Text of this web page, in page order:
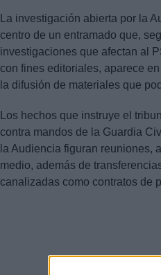
La investigación abierta por la
centro de un entramado que,
investigaciones que afectan al
con fines editoriales, aparece
la difusión de materiales que
Los hechos que instruye el
contra mandos de la Guardia
la Audiencia figuran reuniones,
medio, además de
canalizadas como contratos de